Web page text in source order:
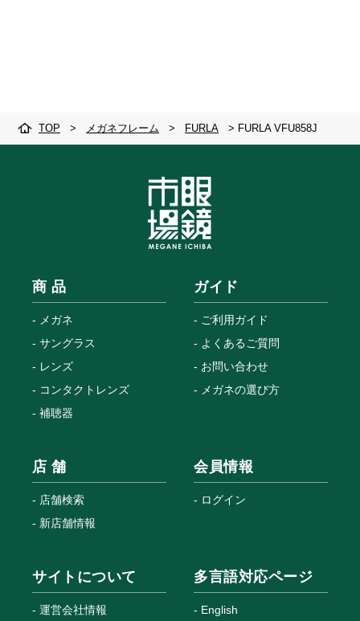
TOP > メガネフレーム > FURLA > FURLA VFU858J
商 品
メガネ
サングラス
レンズ
コンタクトレンズ
補聴器
ガイド
ご利用ガイド
よくあるご質問
お問い合わせ
メガネの選び方
店 舗
店舗検索
新店舗情報
会員情報
ログイン
サイトについて
運営会社情報
多言語対応ページ
English